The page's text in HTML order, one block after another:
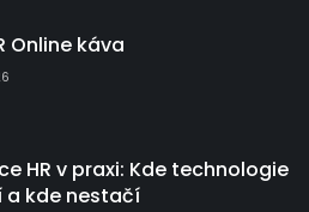
Online káva
HR v praxi: Kde technologie
a kde nestačí